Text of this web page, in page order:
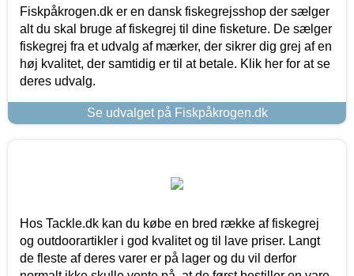
Fiskpåkrogen.dk er en dansk fiskegrejsshop der sælger
alt du skal bruge af fiskegrej til dine fisketure. De sælger
fiskegrej fra et udvalg af mærker, der sikrer dig grej af en
høj kvalitet, der samtidig er til at betale. Klik her for at se
deres udvalg.
Se udvalget på Fiskpåkrogen.dk
Hos Tackle.dk kan du købe en bred række af fiskegrej
og outdoorartikler i god kvalitet og til lave priser. Langt
de fleste af deres varer er på lager og du vil derfor